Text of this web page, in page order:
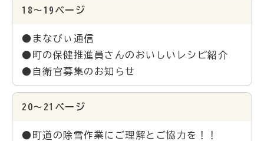
18～19ページ
●まなびぃ通信
●町の保健推進員さんのおいしいレシピ紹介
●自衛官募集のお知らせ
20～21ページ
●町道の除雪作業にご理解とご協力を！！